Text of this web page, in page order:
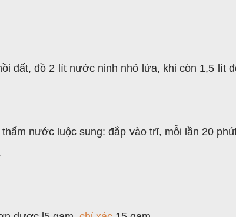
đất, đồ 2 lít nước ninh nhỏ lửa, khi còn 1,5 lít
nước luộc sung: đắp vào trĩ, mỗi lần 20